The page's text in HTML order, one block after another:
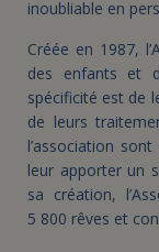
inoubliable en
Créée en 1987,
des enfants et
spécificité est de
de leurs
l’association
leur apporter un
sa création,
5 800 rêves et